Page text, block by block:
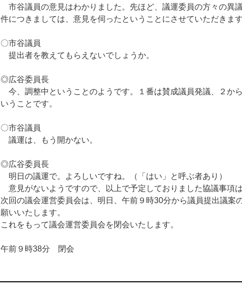
市谷議員の意見はわかりました。先ほど、議運委員の方々の異
件につきましては、意見を伺ったということにさせていただきま
〇市谷議員
提出者を教えてもらえないでしょうか。
◎広谷委員長
今、調整中ということのようです。１番は賛成議員発議、２か
いうことです。
〇市谷議員
議運は、もう開かない。
◎広谷委員長
明日の議運で。よろしいですね。（「はい」と呼ぶ者あり）
意見がないようですので、以上で予定しておりました協議事項は
次回の議会運営委員会は、明日、午前９時30分から議員提出議
願いいたします。
これをもって議会運営委員会を閉会いたします。
午前９時38分 閉会